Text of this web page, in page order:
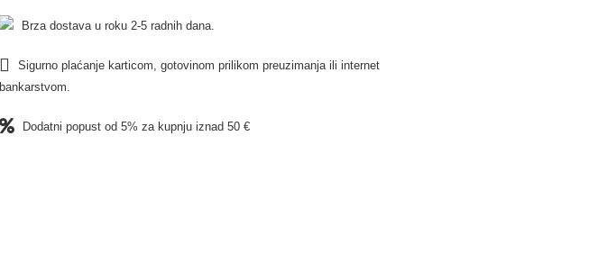
Brza dostava u roku 2-5 radnih dana.
Sigurno plaćanje karticom, gotovinom prilikom preuzimanja ili internet
bankarstvom.
Dodatni popust od 5% za kupnju iznad 50 €